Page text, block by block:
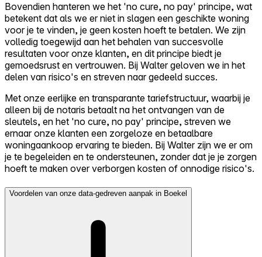
Bovendien hanteren we het 'no cure, no pay' principe, wat
betekent dat als we er niet in slagen een geschikte woning
voor je te vinden, je geen kosten hoeft te betalen. We zijn
volledig toegewijd aan het behalen van succesvolle
resultaten voor onze klanten, en dit principe biedt je
gemoedsrust en vertrouwen. Bij Walter geloven we in het
delen van risico's en streven naar gedeeld succes.
Met onze eerlijke en transparante tariefstructuur, waarbij je
alleen bij de notaris betaalt na het ontvangen van de
sleutels, en het 'no cure, no pay' principe, streven we
ernaar onze klanten een zorgeloze en betaalbare
woningaankoop ervaring te bieden. Bij Walter zijn we er om
je te begeleiden en te ondersteunen, zonder dat je je zorgen
hoeft te maken over verborgen kosten of onnodige risico's.
Voordelen van onze data-gedreven aanpak in Boekel